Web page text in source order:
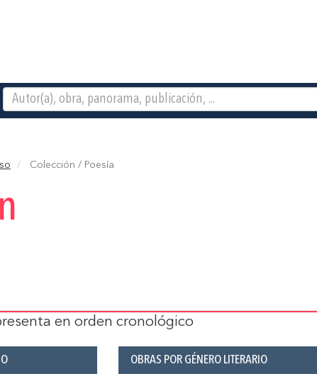
Colección / Poesía
en orden cronológico
OBRAS POR GÉNERO LITERARIO